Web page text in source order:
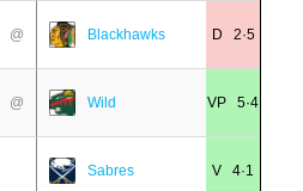
@ Blackhawks D 2·5
@ Wild VP 5·4
Sabres V 4·1